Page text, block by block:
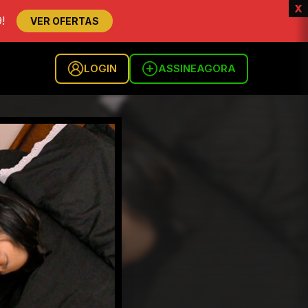
VER OFERTAS
x
LOGIN ASSINEAGORA